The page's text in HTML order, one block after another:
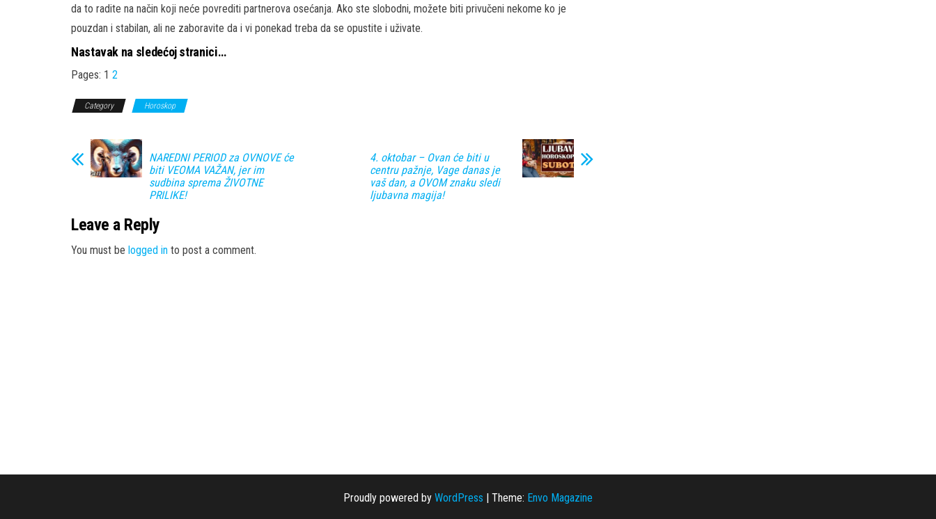
da to radite na način koji neće povrediti partnerova osećanja. Ako ste slobodni, možete biti privučeni nekome ko je
pouzdan i stabilan, ali ne zaboravite da i vi ponekad treba da se opustite i uživate.
Nastavak na sledećoj stranici…
Pages: 1 2
Category Horoskop
NAREDNI PERIOD za OVNOVE će
biti VEOMA VAŽAN, jer im
sudbina sprema ŽIVOTNE
PRILIKE!
4. oktobar – Ovan će biti u
centru pažnje, Vage danas je
vaš dan, a OVOM znaku sledi
ljubavna magija!
Leave a Reply
You must be logged in to post a comment.
Proudly powered by WordPress | Theme: Envo Magazine